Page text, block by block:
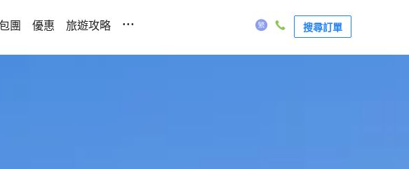
團 優惠 旅遊攻略 ... 搜尋訂單